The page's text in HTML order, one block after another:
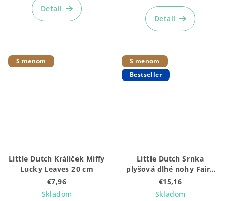
Detail
hodnotenie
produktu
Detail
S menom
Little Dutch Králiček Miffy
Lucky Leaves 20 cm
€7,96
Skladom
S menom
Bestseller
Little Dutch Srnka
plyšová dlhé nohy Fairy
Garden
€15,16
Skladom